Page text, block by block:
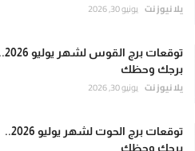
يلا نيوز نت يونيو 30, 2026
توقعات برج القوس لشهر يوليو 2026..
برجك وحظك
يلا نيوز نت يونيو 30, 2026
توقعات برج الحوت لشهر يوليو 2026..
برجك وحظك